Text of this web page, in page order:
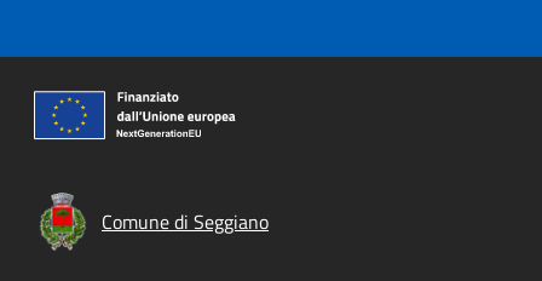
Comune di Seggiano